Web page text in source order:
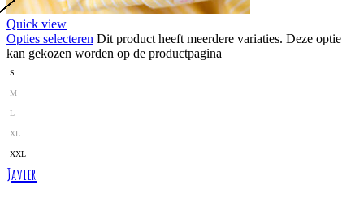
Quick view
Opties selecteren Dit product heeft meerdere variaties. Deze optie
kan gekozen worden op de productpagina
S
M
L
XL
XXL
Javier